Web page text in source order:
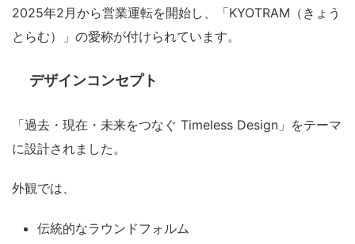
2025年2月から営業運転を開始し、「KYOTRAM（きょう
とらむ）」の愛称が付けられています。
デザインコンセプト
「過去・現在・未来をつなぐ Timeless Design」をテーマ
に設計されました。
外観では、
伝統的なラウンドフォルム